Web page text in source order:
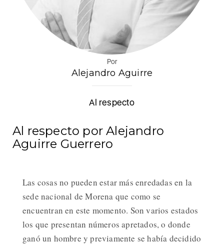
Por
Alejandro Aguirre
Al respecto
Al respecto porAlejandro
Aguirre Guerrero
Las cosas no pueden estar más enredadas en la
sede nacional de Morena que como se
encuentran en este momento. Son varios estados
los que presentan números apretados, o donde
ganó un hombre y previamente se había decidido